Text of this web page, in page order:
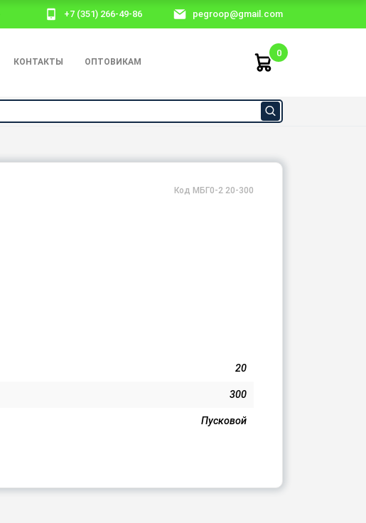
+7 (351) 266-49-86 pegroop@gmail.com
КОНТАКТЫ ОПТОВИКАМ
0
Код МБГ0-2 20-300
20
300
Пусковой